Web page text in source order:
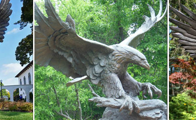
с низкими ценами. У нас можно купить Матрешки,
фарфор ЛФЗ, Жостово, Береста, Фигурки,
фарфор
популярности По новизне По цене: по возрастанию По
фарфоровая Собака с косточкой пожеланием Удачи.
аукционе Соберу.ру
аукционе Соберу.ру – продажа статуэток времен СССР:
Красное Знамя.Период СССР.112х155 см.